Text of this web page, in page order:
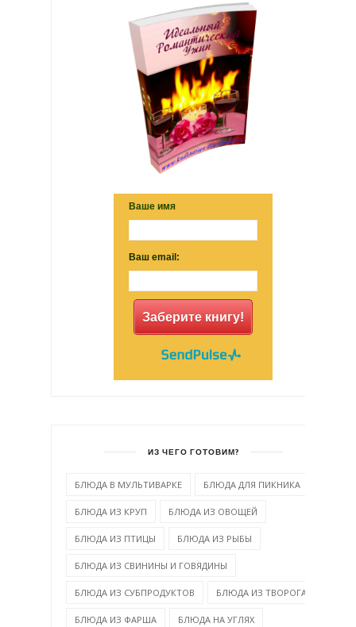
Ваше имя
Ваш email:
Заберите книгу!
ИЗ ЧЕГО ГОТОВИМ?
БЛЮДА В МУЛЬТИВАРКЕ БЛЮДА ДЛЯ ПИКНИКА
БЛЮДА ИЗ КРУП БЛЮДА ИЗ ОВОЩЕЙ
БЛЮДА ИЗ ПТИЦЫ БЛЮДА ИЗ РЫБЫ
БЛЮДА ИЗ СВИНИНЫ И ГОВЯДИНЫ
БЛЮДА ИЗ СУБПРОДУКТОВ БЛЮДА ИЗ ТВОРОГА
БЛЮДА ИЗ ФАРША БЛЮДА НА УГЛЯХ